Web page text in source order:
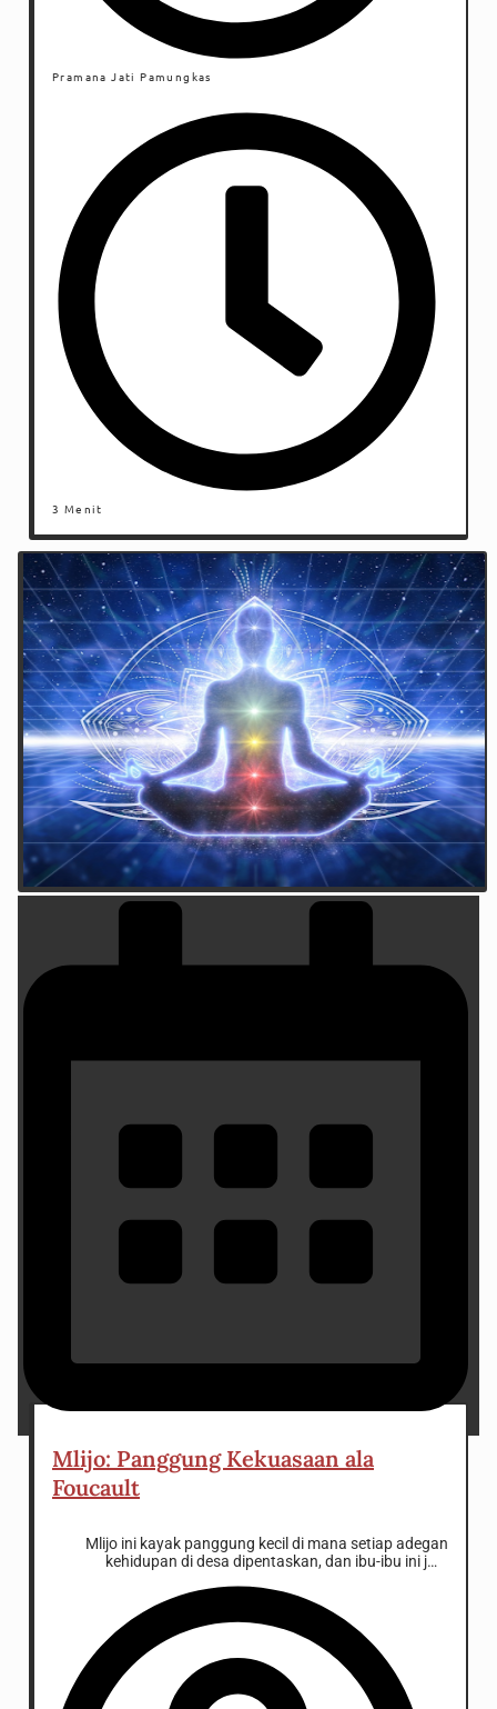
Pramana Jati Pamungkas
3 Menit
Mlijo: Panggung Kekuasaan ala
Foucault
Mlijo ini kayak panggung kecil di mana setiap adegan
kehidupan di desa dipentaskan, dan ibu-ibu ini jadi